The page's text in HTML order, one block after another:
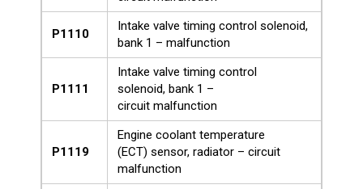
P1110
Intake valve timing control solenoid,
bank 1 – malfunction
P1111
Intake valve timing control
solenoid, bank 1 –
circuit malfunction
P1119
Engine coolant temperature
(ECT) sensor, radiator – circuit
malfunction